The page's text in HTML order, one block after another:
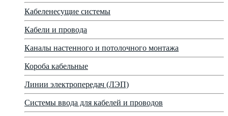
Кабеленесущие системы
Кабели и провода
Каналы настенного и потолочного монтажа
Короба кабельные
Линии электропередач (ЛЭП)
Системы ввода для кабелей и проводов